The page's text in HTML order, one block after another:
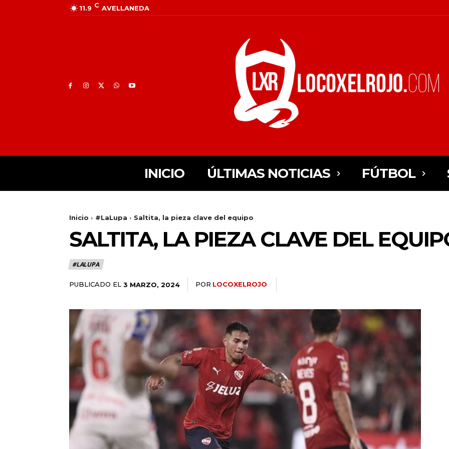
11.9 C AVELLANEDA
INICIO ÚLTIMAS NOTICIAS FÚTBOL
Inicio #LaLupa Saltita, la pieza clave del equipo
SALTITA, LA PIEZA CLAVE DEL
#LALUPA
PUBLICADO EL 3 MARZO, 2024 POR LOCOXELROJO